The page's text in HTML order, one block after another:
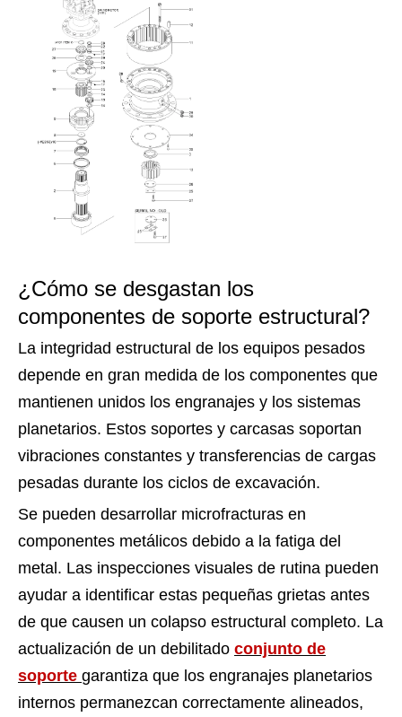
¿Cómo se desgastan los
componentes de soporte estructural?
La integridad estructural de los equipos pesados ​​
depende en gran medida de los componentes que
mantienen unidos los engranajes y los sistemas
planetarios. Estos soportes y carcasas soportan
vibraciones constantes y transferencias de cargas
pesadas durante los ciclos de excavación.
Se pueden desarrollar microfracturas en
componentes metálicos debido a la fatiga del
metal. Las inspecciones visuales de rutina pueden
ayudar a identificar estas pequeñas grietas antes
de que causen un colapso estructural completo. La
actualización de un debilitado conjunto de
soporte garantiza que los engranajes planetarios
internos permanezcan correctamente alineados,